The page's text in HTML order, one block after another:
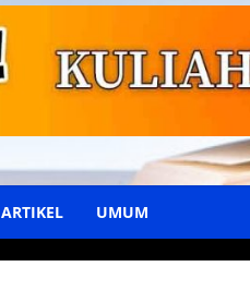
ARTIKEL UMUM